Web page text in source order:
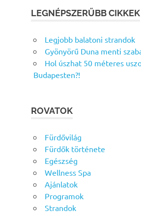
LEGNÉPSZERŰBB CIKKEK
Legjobb balatoni strandok
Gyönyörű Duna menti
Hol úszhat 50 méteres
Budapesten?!
ROVATOK
Fürdővilág
Fürdők története
Egészség
Wellness Spa
Ajánlatok
Programok
Strandok